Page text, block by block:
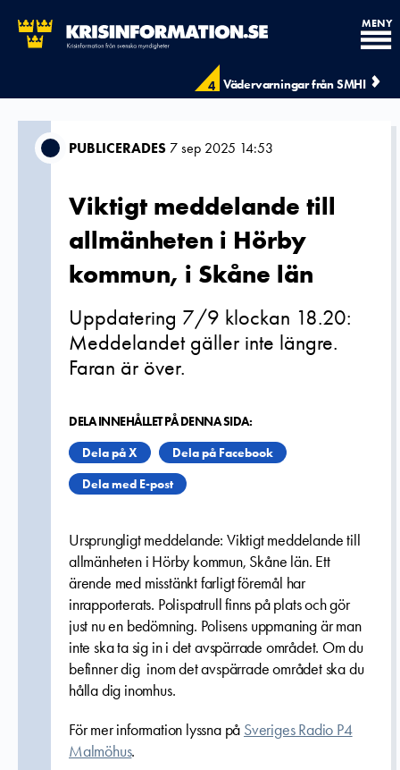
4 Vädervarningar från SMHI
MENY
PUBLICERADES 7 sep 2025 14:53
Viktigt meddelande till
allmänheten i Hörby
kommun, i Skåne län
Uppdatering 7/9 klockan 18.20:
Meddelandet gäller inte längre.
Faran är över.
DELA INNEHÅLLET PÅ DENNA SIDA:
Dela på X
Dela på Facebook
Dela med E-post
Ursprungligt meddelande: Viktigt meddelande till
allmänheten i Hörby kommun, Skåne län. Ett
ärende med misstänkt farligt föremål har
inrapporterats. Polispatrull finns på plats och gör
just nu en bedömning. Polisens uppmaning är man
inte ska ta sig in i det avspärrade området. Om du
befinner dig inom det avspärrade området ska du
hålla dig inomhus.
För mer information lyssna på Sveriges Radio P4
Malmöhus.